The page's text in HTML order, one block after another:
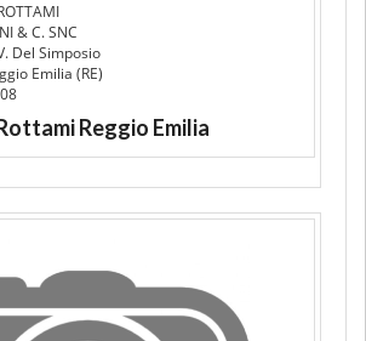
& C. SNC
Del Simposio
Emilia (RE)
Reggio Emilia